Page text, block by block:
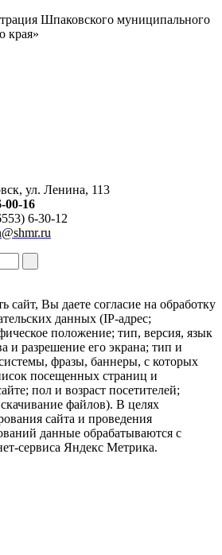
Шпаковского муниципального
края»
ул. Ленина, 113
00-16
6-30-12
сайт, Вы даете согласие на обработку
данных (IP-адрес;
положение; тип, версия, язык
и разрешение его экрана; тип и
фразы, баннеры, с которых
посещенных страниц и
пол и возраст посетителей;
файлов). В целях
сайта и проведения
данные обрабатываются с
сервиса Яндекс Метрика.